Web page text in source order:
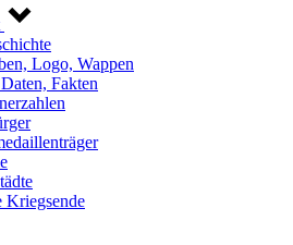
Logo, Wappen
Fakten
Kriegsende